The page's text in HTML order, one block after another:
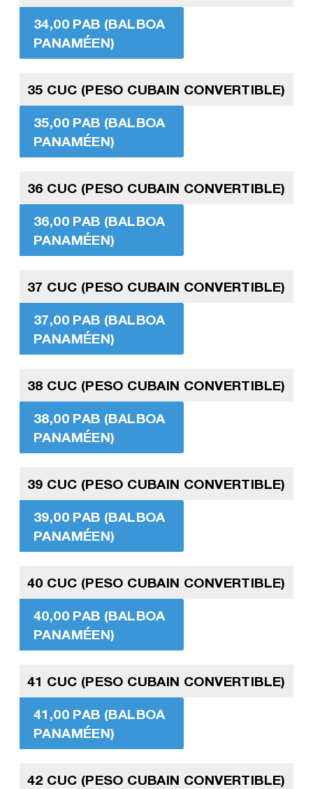
34,00 PAB (BALBOA
PANAMÉEN)
35 CUC (PESO CUBAIN CONVERTIBLE)
35,00 PAB (BALBOA
PANAMÉEN)
36 CUC (PESO CUBAIN CONVERTIBLE)
36,00 PAB (BALBOA
PANAMÉEN)
37 CUC (PESO CUBAIN CONVERTIBLE)
37,00 PAB (BALBOA
PANAMÉEN)
38 CUC (PESO CUBAIN CONVERTIBLE)
38,00 PAB (BALBOA
PANAMÉEN)
39 CUC (PESO CUBAIN CONVERTIBLE)
39,00 PAB (BALBOA
PANAMÉEN)
40 CUC (PESO CUBAIN CONVERTIBLE)
40,00 PAB (BALBOA
PANAMÉEN)
41 CUC (PESO CUBAIN CONVERTIBLE)
41,00 PAB (BALBOA
PANAMÉEN)
42 CUC (PESO CUBAIN CONVERTIBLE)